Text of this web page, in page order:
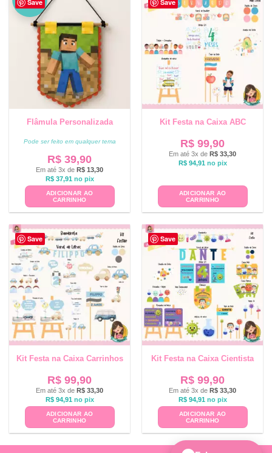
Save
VO
Flâmula Personalizada
Pode ser feito em qualquer tema
R$ 39,90
Em até 3x de R$ 13,30
R$37,91 no pix
ADICIONAR AO
CARRINHO
Save
Kit Festa na Caixa ABC
R$ 99,90
Em até 3x de R$ 33,30
R$94,91 no pix
ADICIONAR AO
CARRINHO
Save
Kit Festa na Caixa Carrinhos
R$ 99,90
Em até 3x de R$ 33,30
R$94,91 no pix
ADICIONAR AO
CARRINHO
Save
Kit Festa na Caixa Cientista
R$ 99,90
Em até 3x de R$ 33,30
R$94,91 no pix
ADICIONAR AO
CARRINHO